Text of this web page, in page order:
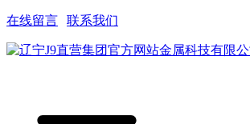
在线留言 联系我们